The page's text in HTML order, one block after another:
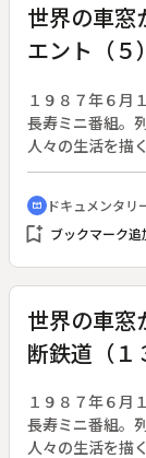
世界の車
エント（５）
１９８７年６月
長寿ミニ番組。
人々の生活を描
ンドのロイヤル
る。
cinematic_blur ドキュメンタリ
bookmark_add ブックマーク追
世界の車
断鉄道（１
１９８７年６月
長寿ミニ番組。
人々の生活を描